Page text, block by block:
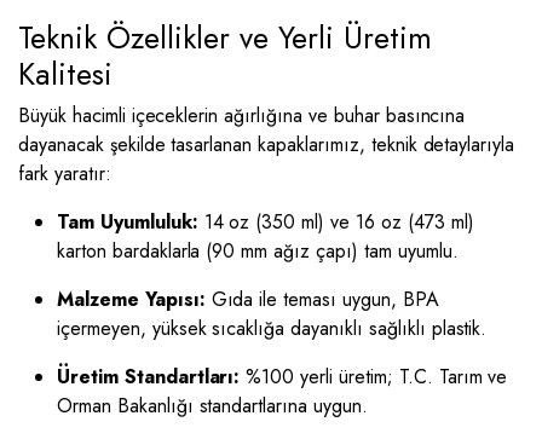
Teknik Özellikler ve Yerli Üretim
Kalitesi
Büyük hacimli içeceklerin ağırlığına ve buhar basıncına
dayanacak şekilde tasarlanan kapaklarımız, teknik detaylarıyla
fark yaratır:
Tam Uyumluluk: 14 oz (350 ml) ve 16 oz (473 ml)
karton bardaklarla (90 mm ağız çapı) tam uyumlu.
Malzeme Yapısı: Gıda ile teması uygun, BPA
içermeyen, yüksek sıcaklığa dayanıklı sağlıklı plastik.
Üretim Standartları: %100 yerli üretim; T.C. Tarım ve
Orman Bakanlığı standartlarına uygun.